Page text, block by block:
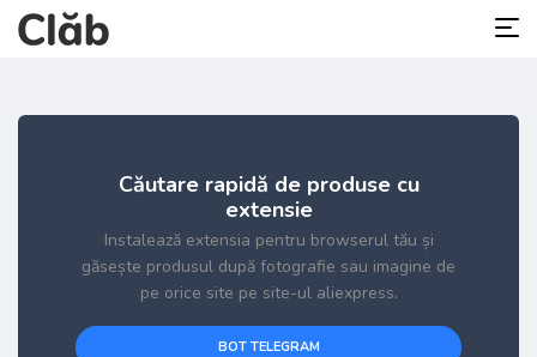
Căutare rapidă de produse cu
extensie
Instalează extensia pentru browserul tău și
găsește produsul după fotografie sau imagine de
pe orice site pe site-ul aliexpress.
BOT TELEGRAM